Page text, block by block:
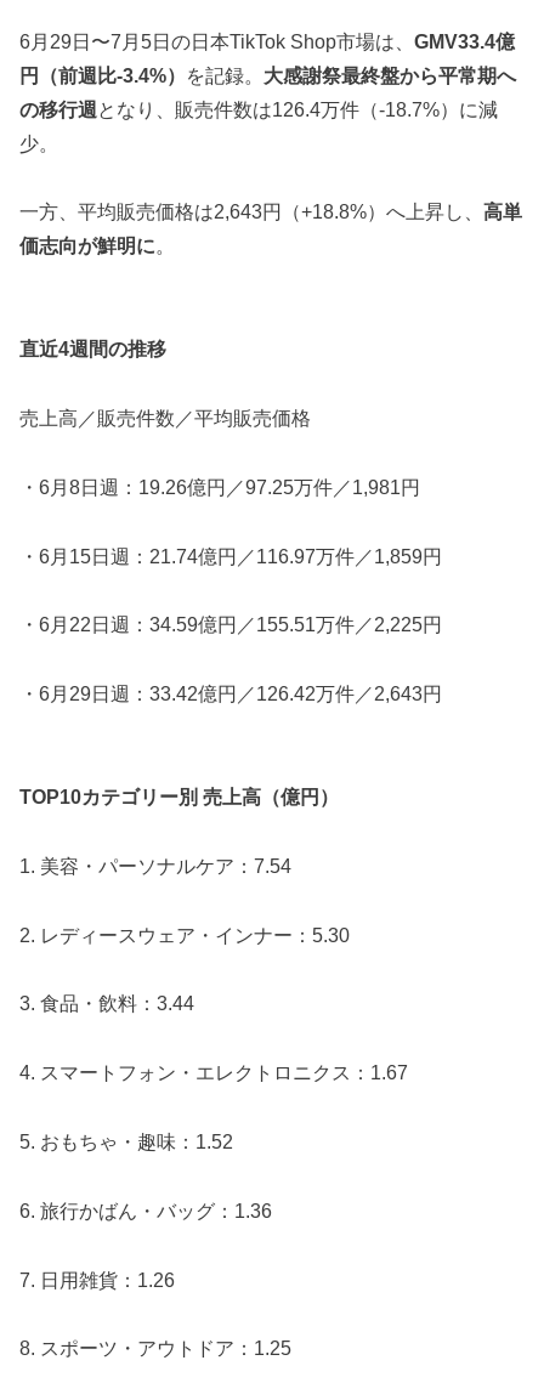
6月29日〜7月5日の日本TikTok Shop市場は、 GMV33.4億
円（前週比-3.4%）
を記録。 大感謝祭最終盤から平常期へ
の移行週 となり、販売件数は126.4万件（-18.7%）に減
少。
一方、平均販売価格は2,643円（+18.8%）へ上昇し、 高単
価志向が鮮明に。
直近4週間の推移
売上高／販売件数／平均販売価格
・6月8日週：19.26億円／97.25万件／1,981円
・6月15日週：21.74億円／116.97万件／1,859円
・6月22日週：34.59億円／155.51万件／2,225円
・6月29日週：33.42億円／126.42万件／2,643円
TOP10カテゴリー別 売上高（億円）
1. 美容・パーソナルケア：7.54
2. レディースウェア・インナー：5.30
3. 食品・飲料：3.44
4. スマートフォン・エレクトロニクス：1.67
5. おもちゃ・趣味：1.52
6. 旅行かばん・バッグ：1.36
7. 日用雑貨：1.26
8. スポーツ・アウトドア：1.25